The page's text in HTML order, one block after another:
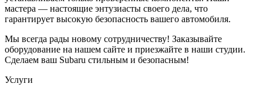
мастера — настоящие энтузиасты своего дела, что
гарантирует высокую безопасность вашего автомобиля.
Мы всегда рады новому сотрудничеству! Заказывайте
оборудование на нашем сайте и приезжайте в наши студии.
Сделаем ваш Subaru стильным и безопасным!
Услуги